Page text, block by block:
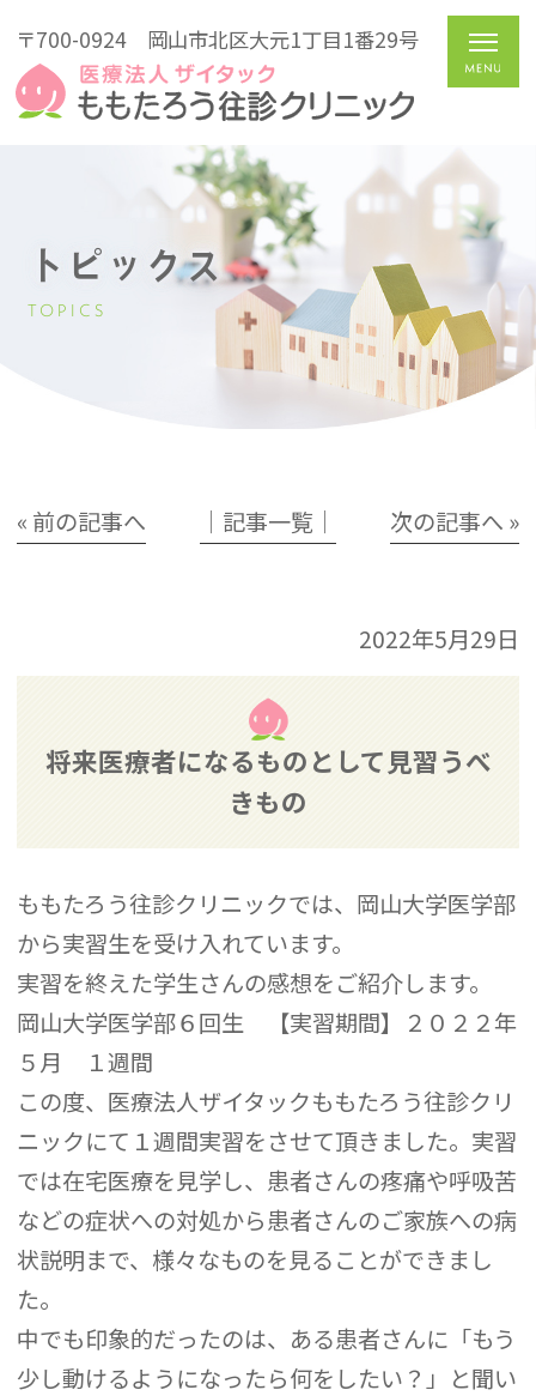
〒700-0924 岡山市北区大元1丁目1番29号
トピックス
TOPICS
« 前の記事へ │記事一覧│ 次の記事へ »
2022年5月29日
将来医療者になるものとして見習うべ
きもの
ももたろう往診クリニックでは、岡山大学医学部
から実習生を受け入れています。
実習を終えた学生さんの感想をご紹介します。
岡山大学医学部６回生 【実習期間】２０２２年
５月 １週間
この度、医療法人ザイタックももたろう往診クリ
ニックにて１週間実習をさせて頂きました。実習
では在宅医療を見学し、患者さんの疼痛や呼吸苦
などの症状への対処から患者さんのご家族への病
状説明まで、様々なものを見ることができまし
た。
中でも印象的だったのは、ある患者さんに「もう
少し動けるようになったら何をしたい？」と聞い